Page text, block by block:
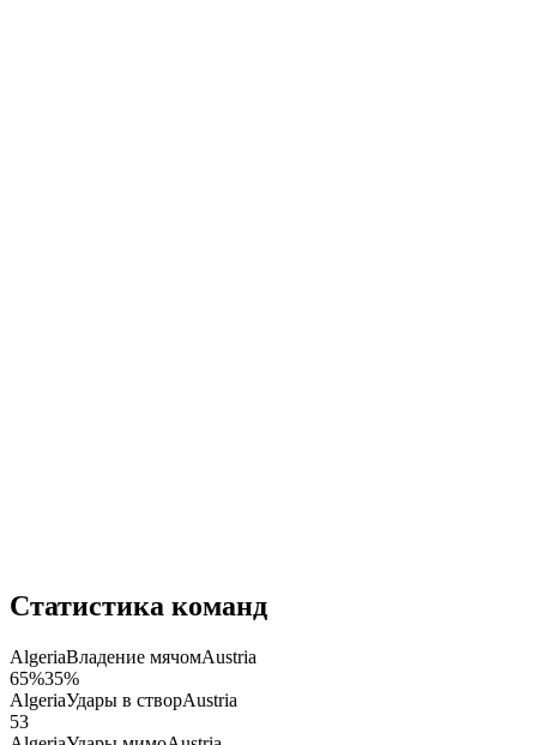
Статистика команд
AlgeriaВладение мячомAustria
65%35%
AlgeriaУдары в створAustria
53